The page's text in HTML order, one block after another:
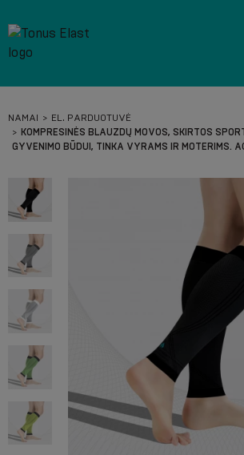
NAMAI
EL. PARDUOTUVĖ
KOMPRESINĖS BLAUZDŲ MOVOS, SKIRTOS
GYVENIMO BŪDUI, TINKA VYRAMS IR MOTERIMS.